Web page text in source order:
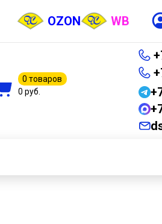
OZON WB
0 товаров
0 руб.